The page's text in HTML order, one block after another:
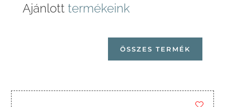
Ajánlott termékeink
ÖSSZES TERMÉK